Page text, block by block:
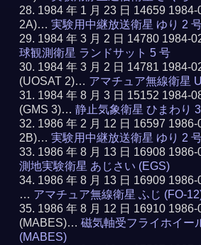
1984 年 1 月 23 日 14659
2A)…実験用中継放送衛星 ゆり 2
1984 年 3 月 2 日 14780
球観測衛星 ランドサット 5 号
1984 年 3 月 2 日 14781 1984-
(UOSAT 2)… アマチュア無線衛星
1984 年 8 月 3 日 15152 1984-
(GMS 3)…静止気象衛星 ひまわり
1986 年 2 月 12 日 16597 1986-
2B)…実験用中継放送衛星 ゆり 2
1986 年 8 月 13 日 16908
測地実験衛星 あじさい (EGS)
1986 年 8 月 13 日 16909
… アマチュア無線衛星 ふじ (FO-
1986 年 8 月 12 日 16910
(MABES)…磁気軸受フライホイー
(MABES)